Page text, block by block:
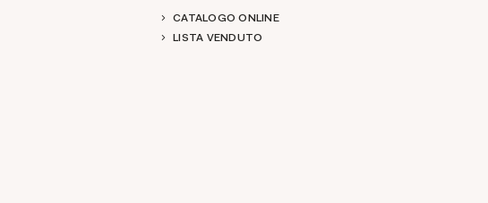
CATALOGO ONLINE
LISTA VENDUTO